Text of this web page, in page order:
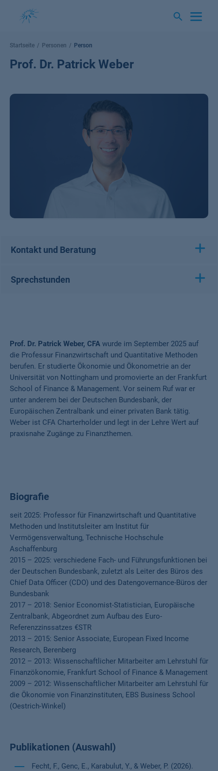
Startseite Personen Person
Prof. Dr. Patrick Weber
Kontakt und Beratung
Sprechstunden
Prof. Dr. Patrick Weber, CFA wurde im September 2025 auf
die Professur Finanzwirtschaft und Quantitative Methoden
berufen. Er studierte Ökonomie und Ökonometrie an der
Universität von Nottingham und promovierte an der Frankfurt
School of Finance & Management. Vor seinem Ruf war er
unter anderem bei der Deutschen Bundesbank, der
Europäischen Zentralbank und einer privaten Bank tätig.
Weber ist CFA Charterholder und legt in der Lehre Wert auf
praxisnahe Zugänge zu Finanzthemen.
Biografie
seit 2025: Professor für Finanzwirtschaft und Quantitative
Methoden und Institutsleiter am Institut für
Vermögensverwaltung, Technische Hochschule
Aschaffenburg
2015 – 2025: verschiedene Fach- und Führungsfunktionen bei
der Deutschen Bundesbank, zuletzt als Leiter des Büros des
Chief Data Officer (CDO) und des Datengovernance-Büros der
Bundesbank
2017 – 2018: Senior Economist-Statistician, Europäische
Zentralbank, Abgeordnet zum Aufbau des Euro-
Referenzzinssatzes €STR
2013 – 2015: Senior Associate, European Fixed Income
Research, Berenberg
2012 – 2013: Wissenschaftlicher Mitarbeiter am Lehrstuhl für
Finanzökonomie, Frankfurt School of Finance & Management
2009 – 2012: Wissenschaftlicher Mitarbeiter am Lehrstuhl für
die Ökonomie von Finanzinstituten, EBS Business School
(Oestrich-Winkel)
Publikationen (Auswahl)
Fecht, F., Genc, E., Karabulut, Y., & Weber, P. (2026).